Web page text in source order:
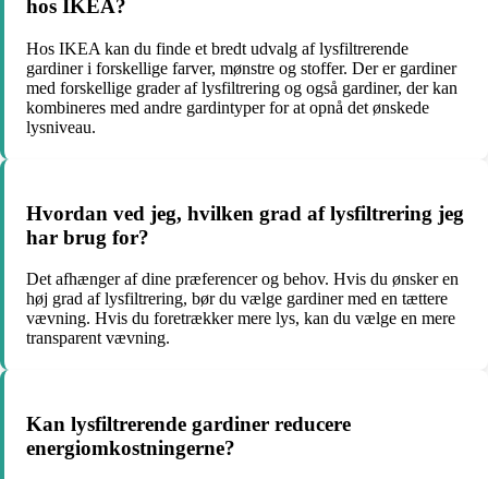
hos IKEA?
Hos IKEA kan du finde et bredt udvalg af lysfiltrerende
gardiner i forskellige farver, mønstre og stoffer. Der er gardiner
med forskellige grader af lysfiltrering og også gardiner, der kan
kombineres med andre gardintyper for at opnå det ønskede
lysniveau.
Hvordan ved jeg, hvilken grad af lysfiltrering jeg
har brug for?
Det afhænger af dine præferencer og behov. Hvis du ønsker en
høj grad af lysfiltrering, bør du vælge gardiner med en tættere
vævning. Hvis du foretrækker mere lys, kan du vælge en mere
transparent vævning.
Kan lysfiltrerende gardiner reducere
energiomkostningerne?